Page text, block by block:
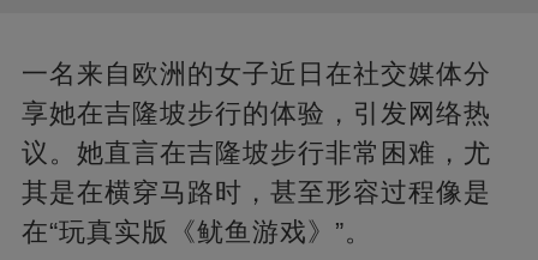
一名来自欧洲的女子近日在社交媒体分
享她在吉隆坡步行的体验，引发网络热
议。她直言在吉隆坡步行非常困难，尤
其是在横穿马路时，甚至形容过程像是
在“玩真实版《鱿鱼游戏》”。